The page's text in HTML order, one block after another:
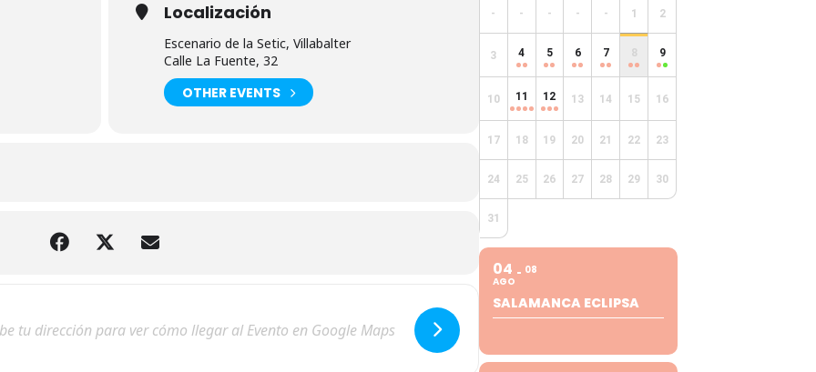
Localización
Escenario de la Setic, Villabalter
Calle La Fuente, 32
OTHER EVENTS
- - - - - 1 2
3 4 5 6 7 8 9
10 11 12 13 14 15 16
17 18 19 20 21 22 23
24 25 26 27 28 29 30
31
04
AGO
08
SALAMANCA ECLIPSA